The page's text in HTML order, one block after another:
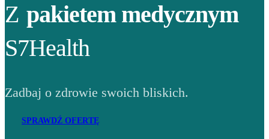
Z pakietem medycznym
S7Health
Zadbaj o zdrowie swoich bliskich.
SPRAWDŹ OFERTĘ